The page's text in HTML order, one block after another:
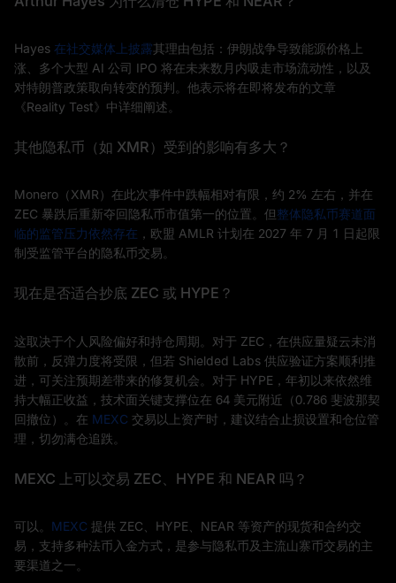
Hayes 在社交媒体上披露其理由包括：伊朗战争导致能源价格上
涨、多个大型 AI 公司 IPO 将在未来数月内吸走市场流动性，以及
对特朗普政策取向转变的预判。他表示将在即将发布的文章
《Reality Test》中详细阐述。
其他隐私币（如 XMR）受到的影响有多大？
Monero（XMR）在此次事件中跌幅相对有限，约 2% 左右，并在
ZEC 暴跌后重新夺回隐私币市值第一的位置。但整体隐私币赛道面
临的监管压力依然存在 ，欧盟 AMLR 计划在 2027 年 7 月 1 日起限
制受监管平台的隐私币交易。
现在是否适合抄底 ZEC 或 HYPE？
这取决于个人风险偏好和持仓周期。对于 ZEC，在供应量疑云未消
散前，反弹力度将受限，但若 Shielded Labs 供应验证方案顺利推
进，可关注预期差带来的修复机会。对于 HYPE，年初以来依然维
持大幅正收益，技术面关键支撑位在 64 美元附近（0.786 斐波那契
回撤位）。在 MEXC 交易以上资产时，建议结合止损设置和仓位管
理，切勿满仓追跌。
MEXC 上可以交易 ZEC、HYPE 和 NEAR 吗？
可以。 MEXC 提供 ZEC、HYPE、NEAR 等资产的现货和合约交
易，支持多种法币入金方式，是参与隐私币及主流山寨币交易的主
要渠道之一。